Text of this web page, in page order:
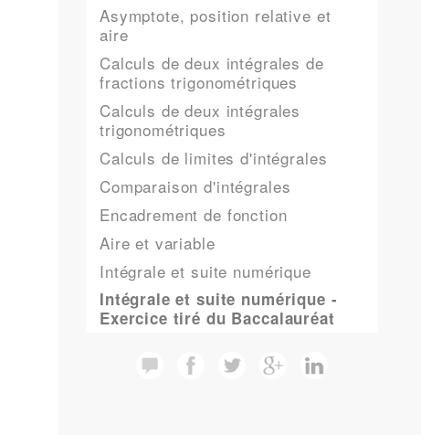
Asymptote, position relative et
aire
Calculs de deux intégrales de
fractions trigonométriques
Calculs de deux intégrales
trigonométriques
Calculs de limites d'intégrales
Comparaison d'intégrales
Encadrement de fonction
Aire et variable
Intégrale et suite numérique
Intégrale et suite numérique -
Exercice tiré du Baccalauréat